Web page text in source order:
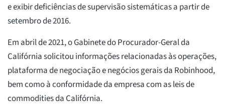
e exibir deficiências de supervisão sistemáticas a partir de
setembro de 2016.
Em abril de 2021, o Gabinete do Procurador-Geral da
Califórnia solicitou informações relacionadas às operações,
plataforma de negociação e negócios gerais da Robinhood,
bem como à conformidade da empresa com as leis de
commodities da Califórnia.